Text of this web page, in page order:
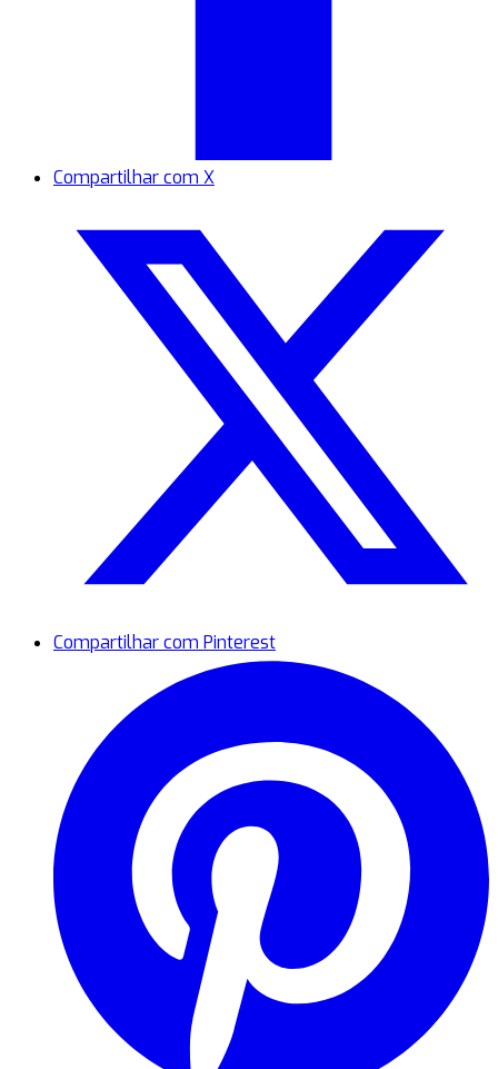
Compartilhar com X
Compartilhar com Pinterest